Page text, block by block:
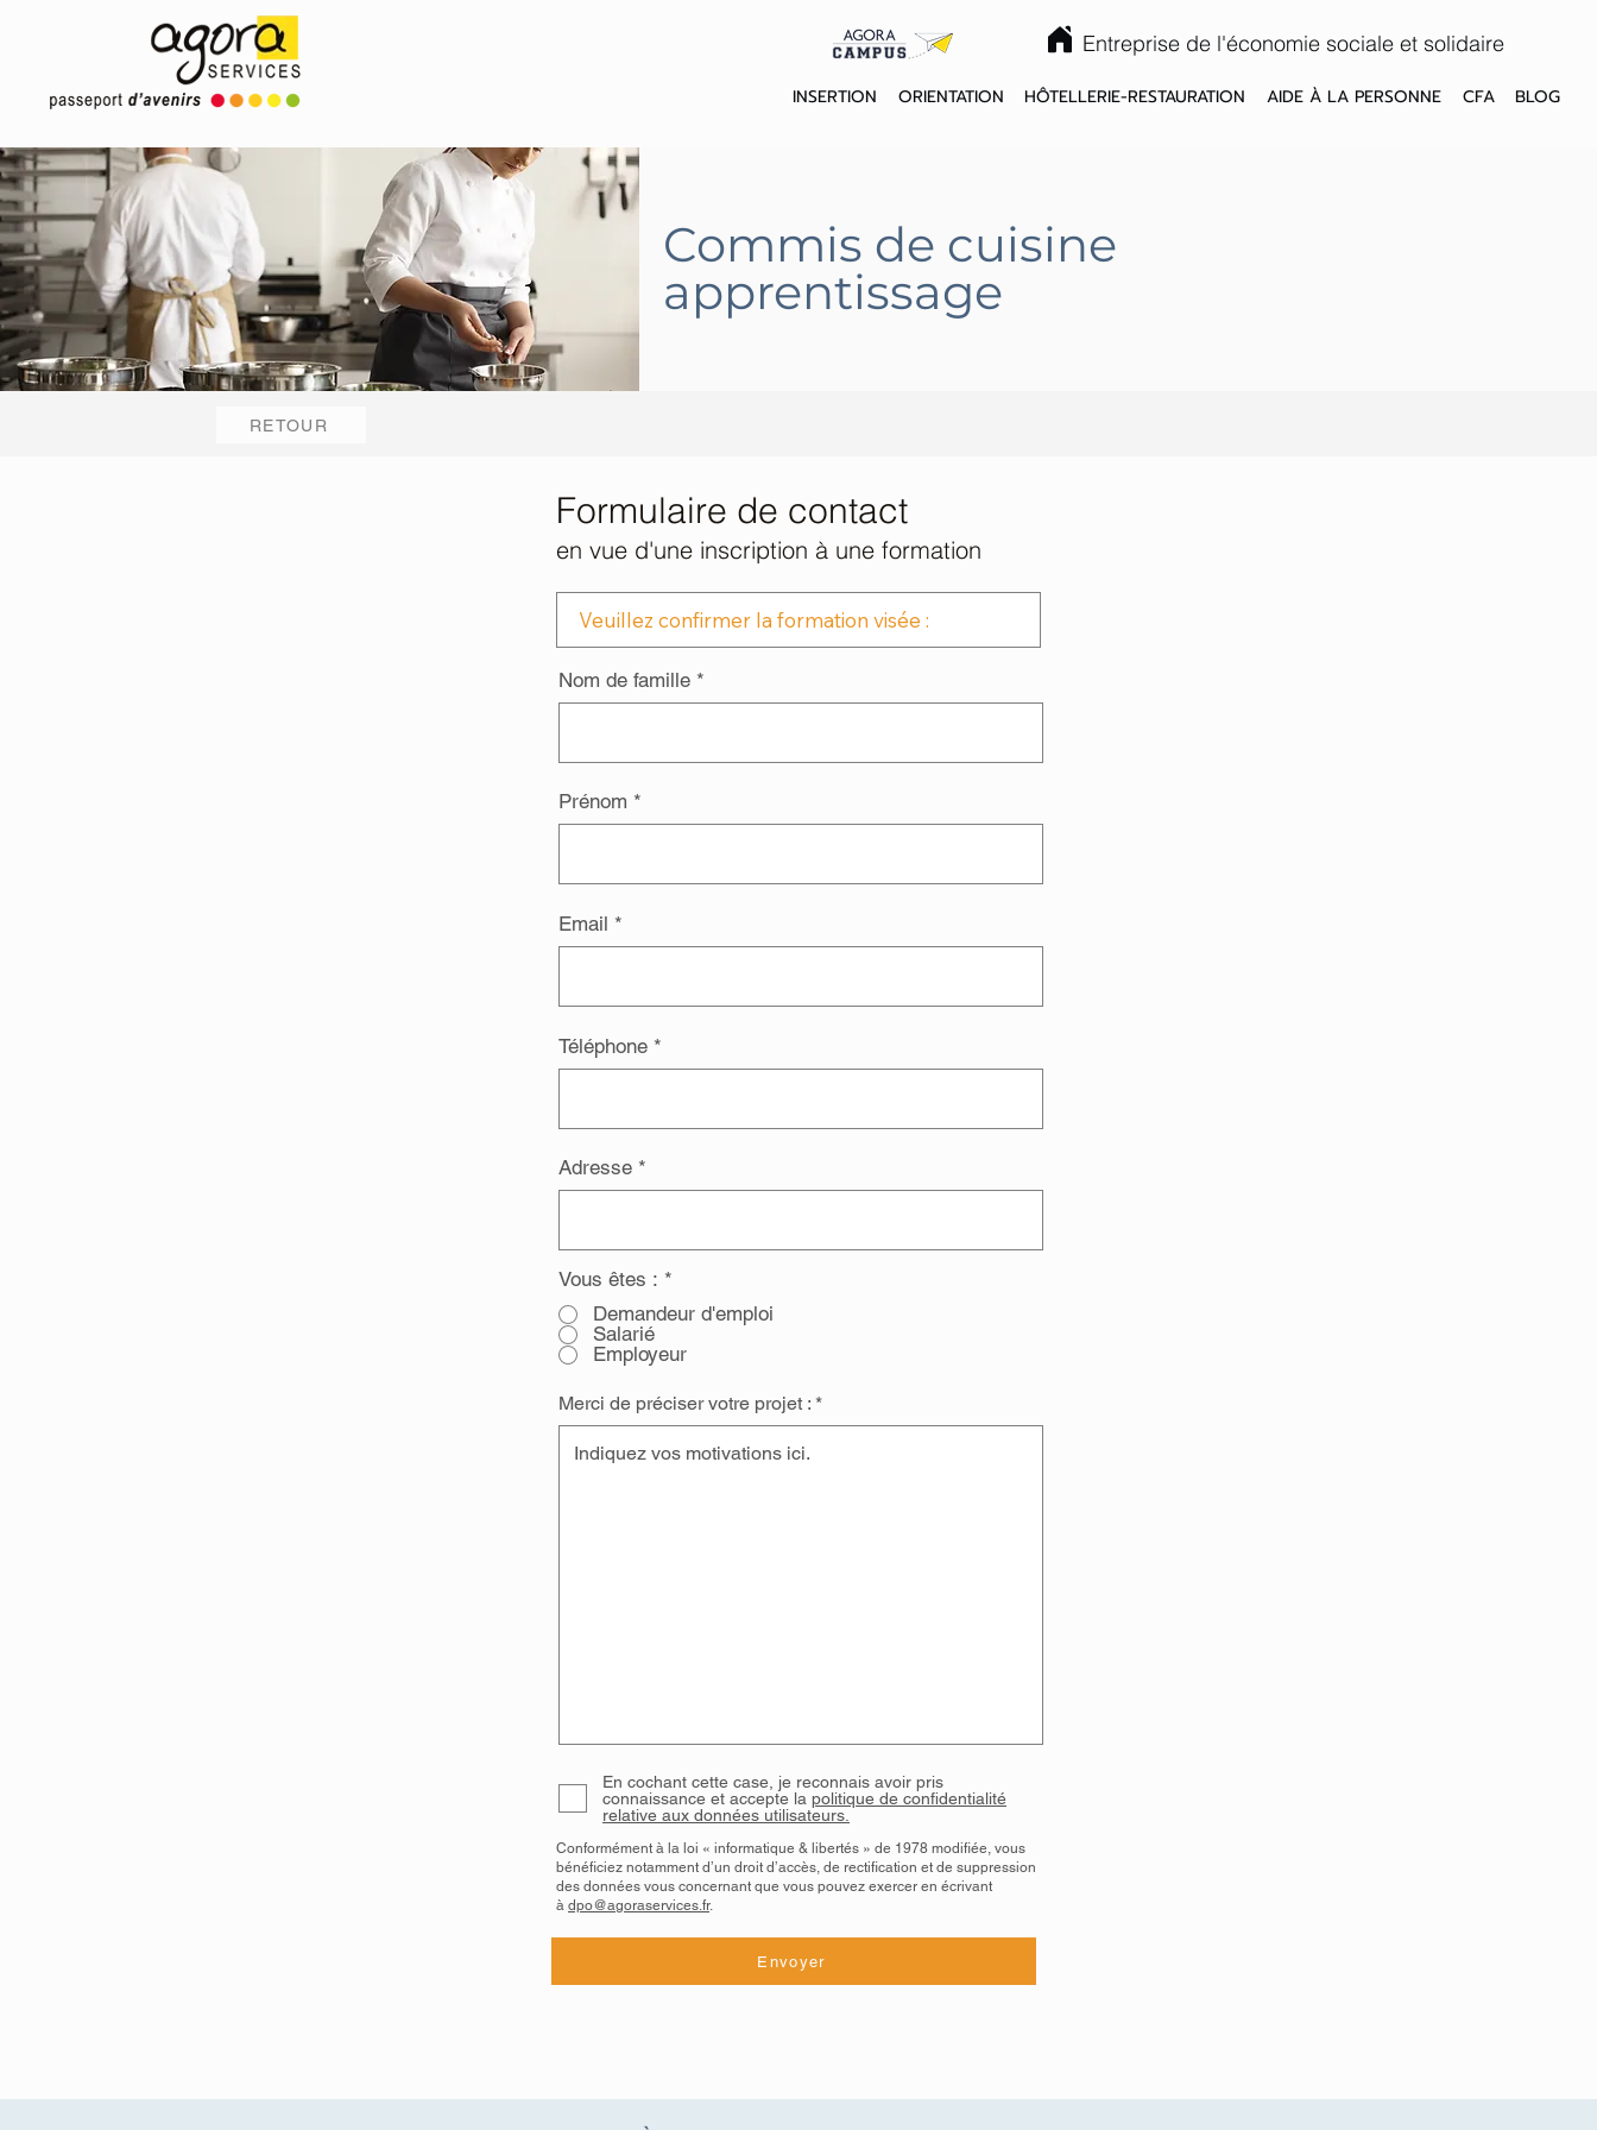
Entreprise de l'économie sociale et solidaire
INSERTION ORIENTATION HÔTELLERIE-RESTAURATION AIDE À LA PERSONNE CFA BLOG
Commis de cuisine
apprentissage
RETOUR
Formulaire de contact
en vue d'une inscription à une formation
Nom de famille
Prénom
Email
Téléphone
Adresse
Vous êtes : *
Demandeur d'emploi
Salarié
Employeur
Merci de préciser votre projet :
En cochant cette case, je reconnais avoir pris
connaissance et accepte la politique de confidentialité
relative aux données utilisateurs.
Conformément à la loi « informatique & libertés » de 1978 modifiée, vous
bénéficiez notamment d’un droit d’accès, de rectification et de suppression
des données vous concernant que vous pouvez exercer en écrivant
à dpo@agoraservices.fr.
Envoyer